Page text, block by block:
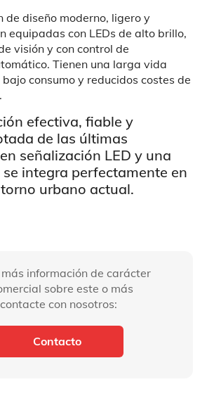
de diseño moderno, ligero y
equipadas con LEDs de alto brillo,
visión y con control de
Tienen una larga vida
consumo y reducidos costes de
efectiva, fiable y
de las últimas
señalización LED y una
integra perfectamente en
urbano actual.
información de carácter
sobre este o más
con nosotros:
Contacto